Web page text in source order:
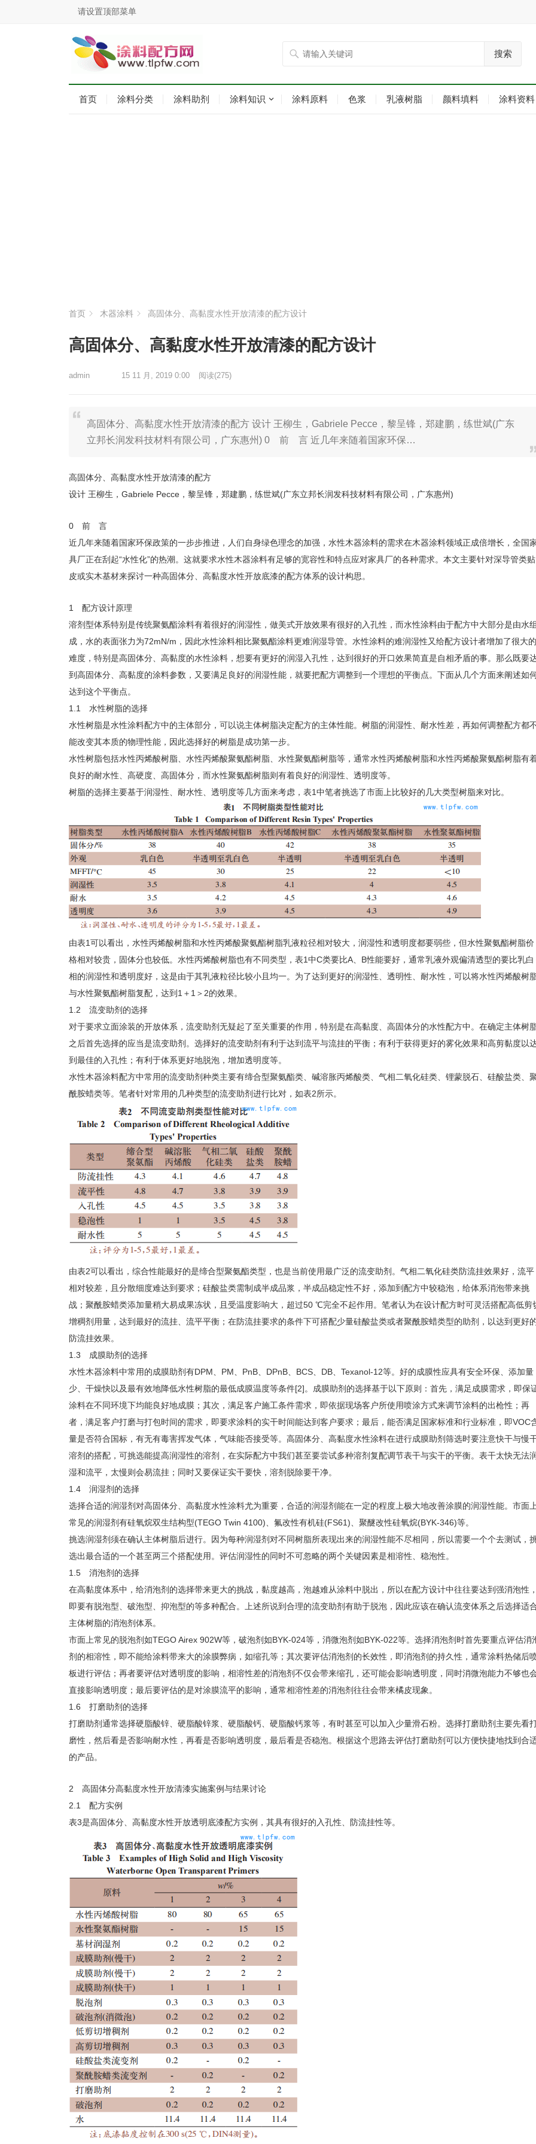
请设置顶部菜单
搜索
首页 涂料分类 涂料助剂 涂料知识 涂料原料 色浆 乳液树脂 颜料填料 涂料资料
首页 木器涂料 高固体分、高黏度水性开放清漆的配方设计
高固体分、高黏度水性开放清漆的配方设计
admin 15 11 月, 2019 0:00 阅读(275)
高固体分、高黏度水性开放清漆的配方 设计 王柳生，Gabriele Pecce，黎呈锋，郑建鹏，练世斌(广东
立邦长润发科技材料有限公司，广东惠州) 0 前 言 近几年来随着国家环保…
高固体分、高黏度水性开放清漆的配方
设计 王柳生，Gabriele Pecce，黎呈锋，郑建鹏，练世斌(广东立邦长润发科技材料有限公司，广东惠州)
0 前 言
近几年来随着国家环保政策的一步步推进，人们自身绿色理念的加强，水性木器涂料的需求在木器涂料领域正成倍增长，全国
具厂正在刮起“水性化”的热潮。这就要求水性木器涂料有足够的宽容性和特点应对家具厂的各种需求。本文主要针对深导管类贴
皮或实木基材来探讨一种高固体分、高黏度水性开放底漆的配方体系的设计构思。
1 配方设计原理
溶剂型体系特别是传统聚氨酯涂料有着很好的润湿性，做美式开放效果有很好的入孔性，而水性涂料由于配方中大部分是由水组
成，水的表面张力为72mN/m，因此水性涂料相比聚氨酯涂料更难润湿导管。水性涂料的难润湿性又给配方设计者增加了很大的
难度，特别是高固体分、高黏度的水性涂料，想要有更好的润湿入孔性，达到很好的开口效果简直是自相矛盾的事。那么既要
到高固体分、高黏度的涂料参数，又要满足良好的润湿性能，就要把配方调整到一个理想的平衡点。下面从几个方面来阐述如
达到这个平衡点。
1.1 水性树脂的选择
水性树脂是水性涂料配方中的主体部分，可以说主体树脂决定配方的主体性能。树脂的润湿性、耐水性差，再如何调整配方都
能改变其本质的物理性能，因此选择好的树脂是成功第一步。
水性树脂包括水性丙烯酸树脂、水性丙烯酸聚氨酯树脂、水性聚氨酯树脂等，通常水性丙烯酸树脂和水性丙烯酸聚氨酯树脂有
良好的耐水性、高硬度、高固体分，而水性聚氨酯树脂则有着良好的润湿性、透明度等。
树脂的选择主要基于润湿性、耐水性、透明度等几方面来考虑，表1中笔者挑选了市面上比较好的几大类型树脂来对比。
由表1可以看出，水性丙烯酸树脂和水性丙烯酸聚氨酯树脂乳液粒径相对较大，润湿性和透明度都要弱些，但水性聚氨酯树脂价
格相对较贵，固体分也较低。水性丙烯酸树脂也有不同类型，表1中C类要比A、B性能要好，通常乳液外观偏清透型的要比乳白
相的润湿性和透明度好，这是由于其乳液粒径比较小且均一。为了达到更好的润湿性、透明性、耐水性，可以将水性丙烯酸树
与水性聚氨酯树脂复配，达到1＋1＞2的效果。
1.2 流变助剂的选择
对于要求立面涂装的开放体系，流变助剂无疑起了至关重要的作用，特别是在高黏度、高固体分的水性配方中。在确定主体树
之后首先选择的应当是流变助剂。选择好的流变助剂有利于达到流平与流挂的平衡；有利于获得更好的雾化效果和高剪黏度以
到最佳的入孔性；有利于体系更好地脱泡，增加透明度等。
水性木器涂料配方中常用的流变助剂种类主要有缔合型聚氨酯类、碱溶胀丙烯酸类、气相二氧化硅类、锂蒙脱石、硅酸盐类、
酰胺蜡类等。笔者针对常用的几种类型的流变助剂进行比对，如表2所示。
由表2可以看出，综合性能最好的是缔合型聚氨酯类型，也是当前使用最广泛的流变助剂。气相二氧化硅类防流挂效果好，流平
相对较差，且分散细度难达到要求；硅酸盐类需制成半成品浆，半成品稳定性不好，添加到配方中较稳泡，给体系消泡带来挑
战；聚酰胺蜡类添加量稍大易成果冻状，且受温度影响大，超过50 ℃完全不起作用。笔者认为在设计配方时可灵活搭配高低剪
增稠剂用量，达到最好的流挂、流平平衡；在防流挂要求的条件下可搭配少量硅酸盐类或者聚酰胺蜡类型的助剂，以达到更好
防流挂效果。
1.3 成膜助剂的选择
水性木器涂料中常用的成膜助剂有DPM、PM、PnB、DPnB、BCS、DB、Texanol-12等。好的成膜性应具有安全环保、添加量
少、干燥快以及最有效地降低水性树脂的最低成膜温度等条件[2]。成膜助剂的选择基于以下原则：首先，满足成膜需求，即保
涂料在不同环境下均能良好地成膜；其次，满足客户施工条件需求，即依据现场客户所使用喷涂方式来调节涂料的出枪性；再
者，满足客户打磨与打包时间的需求，即要求涂料的实干时间能达到客户要求；最后，能否满足国家标准和行业标准，即VOC
量是否符合国标，有无有毒害挥发气体，气味能否接受等。高固体分、高黏度水性涂料在进行成膜助剂筛选时要注意快干与慢
溶剂的搭配，可挑选能提高润湿性的溶剂，在实际配方中我们甚至要尝试多种溶剂复配调节表干与实干的平衡。表干太快无法
湿和流平，太慢则会易流挂；同时又要保证实干要快，溶剂脱除要干净。
1.4 润湿剂的选择
选择合适的润湿剂对高固体分、高黏度水性涂料尤为重要，合适的润湿剂能在一定的程度上极大地改善涂膜的润湿性能。市面上
常见的润湿剂有硅氧烷双生结构型(TEGO Twin 4100)、氟改性有机硅(FS61)、聚醚改性硅氧烷(BYK-346)等。
挑选润湿剂须在确认主体树脂后进行。因为每种润湿剂对不同树脂所表现出来的润湿性能不尽相同，所以需要一个个去测试，
选出最合适的一个甚至两三个搭配使用。评估润湿性的同时不可忽略的两个关键因素是相溶性、稳泡性。
1.5 消泡剂的选择
在高黏度体系中，给消泡剂的选择带来更大的挑战，黏度越高，泡越难从涂料中脱出，所以在配方设计中往往要达到强消泡性，
即要有脱泡型、破泡型、抑泡型的等多种配合。上述所说到合理的流变助剂有助于脱泡，因此应该在确认流变体系之后选择适
主体树脂的消泡剂体系。
市面上常见的脱泡剂如TEGO Airex 902W等，破泡剂如BYK-024等，消微泡剂如BYK-022等。选择消泡剂时首先要重点评估消
剂的相溶性，即不能给涂料带来大的涂膜弊病，如缩孔等；其次要评估消泡剂的长效性，即消泡剂的持久性，通常涂料热储后
板进行评估；再者要评估对透明度的影响，相溶性差的消泡剂不仅会带来缩孔，还可能会影响透明度，同时消微泡能力不够也
直接影响透明度；最后要评估的是对涂膜流平的影响，通常相溶性差的消泡剂往往会带来橘皮现象。
1.6 打磨助剂的选择
打磨助剂通常选择硬脂酸锌、硬脂酸锌浆、硬脂酸钙、硬脂酸钙浆等，有时甚至可以加入少量滑石粉。选择打磨助剂主要先看
磨性，然后看是否影响耐水性，再看是否影响透明度，最后看是否稳泡。根据这个思路去评估打磨助剂可以方便快捷地找到合
的产品。
2 高固体分高黏度水性开放清漆实施案例与结果讨论
2.1 配方实例
表3是高固体分、高黏度水性开放透明底漆配方实例，其具有很好的入孔性、防流挂性等。